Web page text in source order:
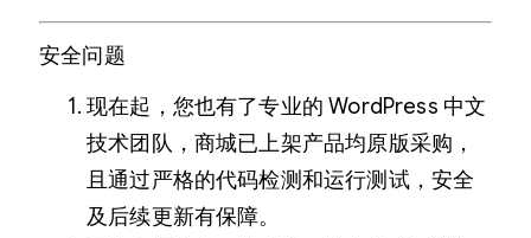
安全问题
现在起，您也有了专业的 WordPress 中文
技术团队，商城已上架产品均原版采购，
且通过严格的代码检测和运行测试，安全
及后续更新有保障。